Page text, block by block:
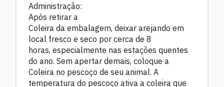
Administração:
Após retirar a
Coleira da embalagem, deixar arejando em
local fresco e seco por cerca de 8
horas, especialmente nas estações quentes
do ano. Sem apertar demais, coloque a
Coleira no pescoço de seu animal. A
temperatura do pescoço ativa a coleira que